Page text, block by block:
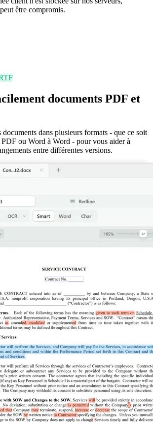
être compromis.
documents PDF et
dans plusieurs formats - que ce soit
ou Word à Word - pour vous aider à
entre différentes versions.